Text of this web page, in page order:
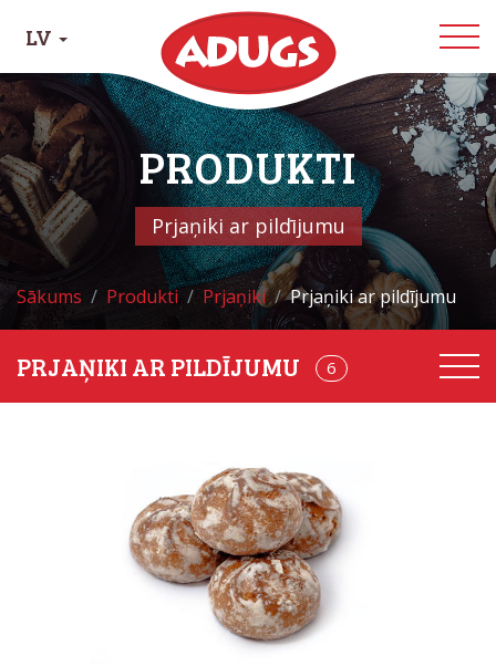
LV
PRODUKTI
Prjaņiki ar pildījumu
Sākums Produkti Prjaņiki Prjaņiki ar pildījumu
22
PRJAŅIKI AR PILDĪJUMU 6